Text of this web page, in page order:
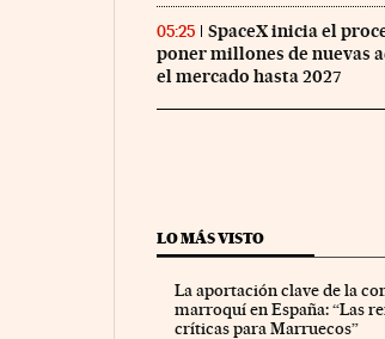
05:25
SpaceX inicia el
poner millones de nuevas
el mercado hasta 2027
LO MÁS VISTO
La aportación clave de la
marroquí en España: “Las
críticas para Marruecos”